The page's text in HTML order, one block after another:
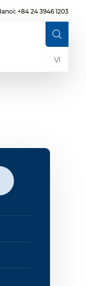
+84 24 3946 1203
VI